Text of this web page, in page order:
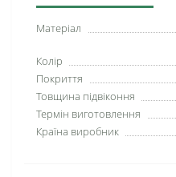
Таке поєднання дає змогу
дизайнерський продукт.
Підвіконня Alber повністю
виготовляється з
можете спокійно
Також підвіконня
трюфель має нетипові
додає більше можливих
Матеріал
Колір
Покриття
Товщина підвіконня
Термін виготовлення
Країна виробник